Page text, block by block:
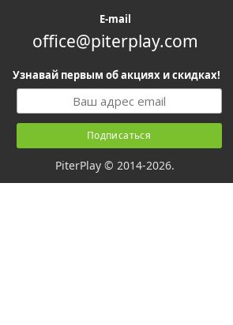
E-mail
office@piterplay.com
Узнавай первым об акциях и скидках!
PiterPlay © 2014-2026.